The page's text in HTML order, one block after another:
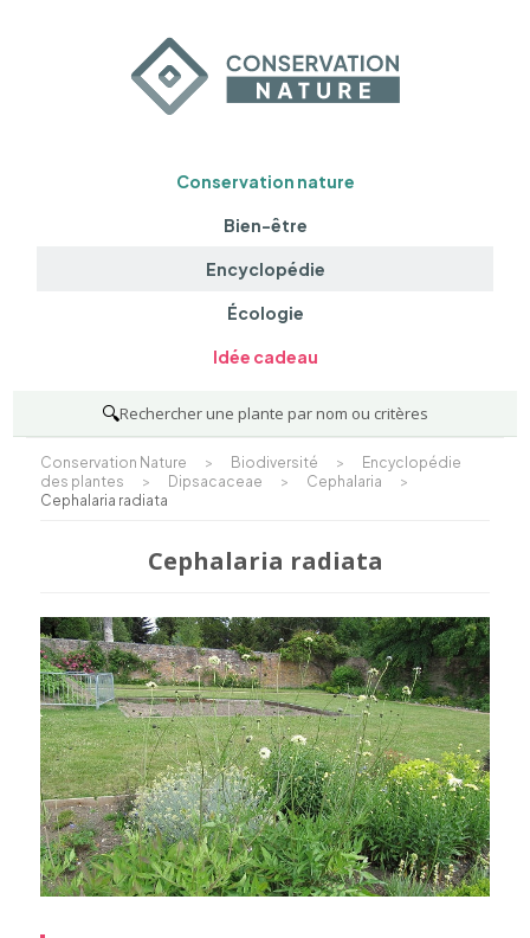
Conservation nature
Bien-être
Encyclopédie
Écologie
Idée cadeau
🔍Rechercher une plante par nom ou critères
Conservation Nature > Biodiversité >
Encyclopédie
des plantes
> Dipsacaceae > Cephalaria
>
Cephalaria radiata
Cephalaria radiata